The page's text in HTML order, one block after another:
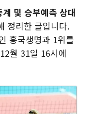
및 승부예측 상대
정리한 글입니다.
흥국생명과 1위를
월 31일 16시에